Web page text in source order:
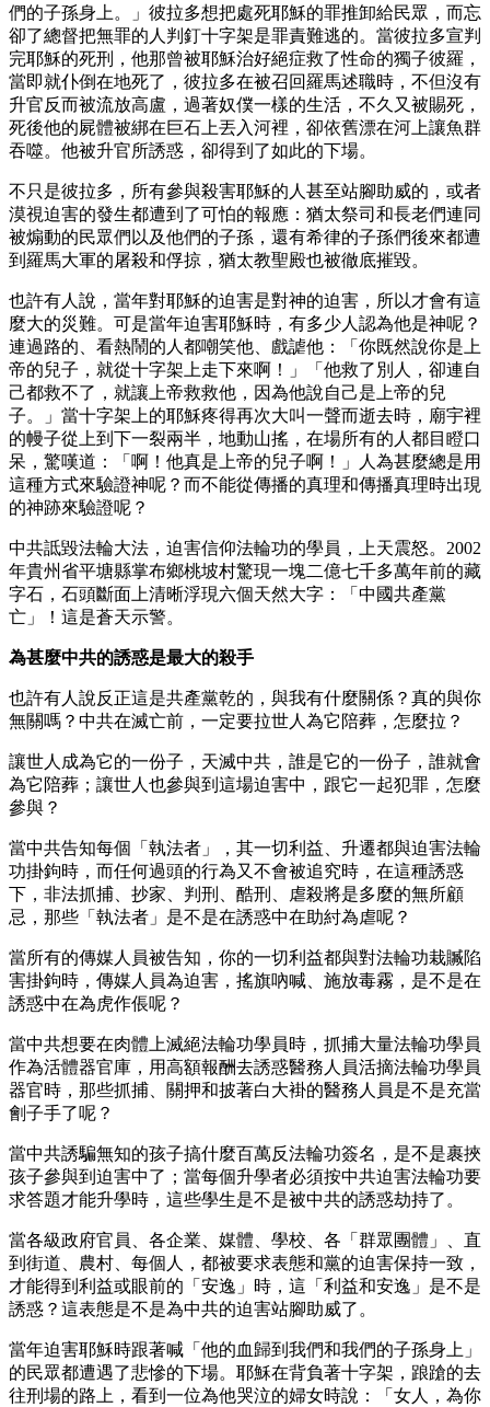
們的子孫身上。」彼拉多想把處死耶穌的罪推卸給民眾，而忘
卻了總督把無罪的人判釘十字架是罪責難逃的。當彼拉多宣判
完耶穌的死刑，他那曾被耶穌治好絕症救了性命的獨子彼羅，
當即就仆倒在地死了，彼拉多在被召回羅馬述職時，不但沒有
升官反而被流放高盧，過著奴僕一樣的生活，不久又被賜死，
死後他的屍體被綁在巨石上丟入河裡，卻依舊漂在河上讓魚群
吞噬。他被升官所誘惑，卻得到了如此的下場。
不只是彼拉多，所有參與殺害耶穌的人甚至站腳助威的，或者
漠視迫害的發生都遭到了可怕的報應：猶太祭司和長老們連同
被煽動的民眾們以及他們的子孫，還有希律的子孫們後來都遭
到羅馬大軍的屠殺和俘掠，猶太教聖殿也被徹底摧毀。
也許有人說，當年對耶穌的迫害是對神的迫害，所以才會有這
麼大的災難。可是當年迫害耶穌時，有多少人認為他是神呢？
連過路的、看熱鬧的人都嘲笑他、戲謔他：「你既然說你是上
帝的兒子，就從十字架上走下來啊！」「他救了別人，卻連自
己都救不了，就讓上帝救救他，因為他說自己是上帝的兒
子。」當十字架上的耶穌疼得再次大叫一聲而逝去時，廟宇裡
的幔子從上到下一裂兩半，地動山搖，在場所有的人都目瞪口
呆，驚嘆道：「啊！他真是上帝的兒子啊！」人為甚麼總是用
這種方式來驗證神呢？而不能從傳播的真理和傳播真理時出現
的神跡來驗證呢？
中共詆毀法輪大法，迫害信仰法輪功的學員，上天震怒。2002
年貴州省平塘縣掌布鄉桃坡村驚現一塊二億七千多萬年前的藏
字石，石頭斷面上清晰浮現六個天然大字：「中國共產黨
亡」！這是蒼天示警。
為甚麼中共的誘惑是最大的殺手
也許有人說反正這是共產黨乾的，與我有什麼關係？真的與你
無關嗎？中共在滅亡前，一定要拉世人為它陪葬，怎麼拉？
讓世人成為它的一份子，天滅中共，誰是它的一份子，誰就會
為它陪葬；讓世人也參與到這場迫害中，跟它一起犯罪，怎麼
參與？
當中共告知每個「執法者」，其一切利益、升遷都與迫害法輪
功掛鉤時，而任何過頭的行為又不會被追究時，在這種誘惑
下，非法抓捕、抄家、判刑、酷刑、虐殺將是多麼的無所顧
忌，那些「執法者」是不是在誘惑中在助紂為虐呢？
當所有的傳媒人員被告知，你的一切利益都與對法輪功栽贓陷
害掛鉤時，傳媒人員為迫害，搖旗吶喊、施放毒霧，是不是在
誘惑中在為虎作倀呢？
當中共想要在肉體上滅絕法輪功學員時，抓捕大量法輪功學員
作為活體器官庫，用高額報酬去誘惑醫務人員活摘法輪功學員
器官時，那些抓捕、關押和披著白大褂的醫務人員是不是充當
劊子手了呢？
當中共誘騙無知的孩子搞什麼百萬反法輪功簽名，是不是裹挾
孩子參與到迫害中了；當每個升學者必須按中共迫害法輪功要
求答題才能升學時，這些學生是不是被中共的誘惑劫持了。
當各級政府官員、各企業、媒體、學校、各「群眾團體」、直
到街道、農村、每個人，都被要求表態和黨的迫害保持一致，
才能得到利益或眼前的「安逸」時，這「利益和安逸」是不是
誘惑？這表態是不是為中共的迫害站腳助威了。
當年迫害耶穌時跟著喊「他的血歸到我們和我們的子孫身上」
的民眾都遭遇了悲慘的下場。耶穌在背負著十字架，踉蹌的去
往刑場的路上，看到一位為他哭泣的婦女時說：「女人，為你